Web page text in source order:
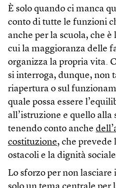
È solo quando ci manca
conto di tutte le funzioni
anche per la scuola, che
cui la maggioranza delle
organizza la propria vita.
si interroga, dunque, non
riapertura o sul
quale possa essere
all’istruzione e quello alla
tenendo conto anche
costituzione, che
ostacoli e la dignità
Lo sforzo per non